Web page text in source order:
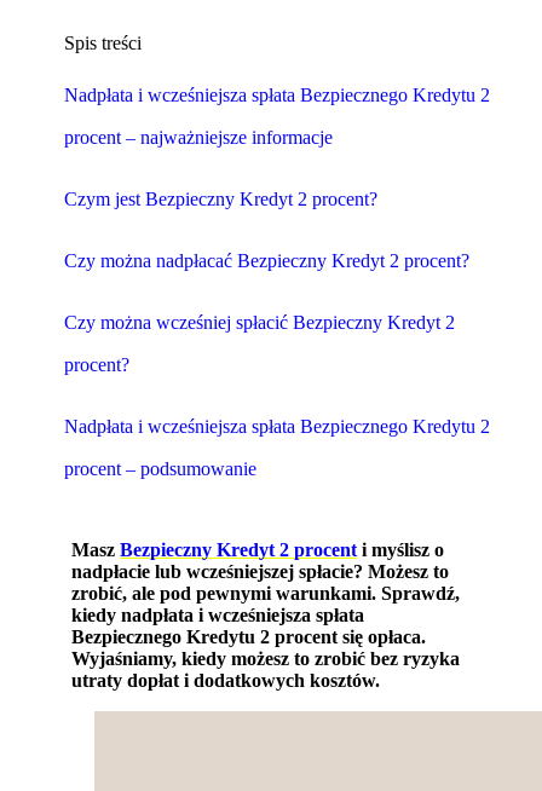
Spis treści
Nadpłata i wcześniejsza spłata Bezpiecznego Kredytu 2
procent – najważniejsze informacje
Czym jest Bezpieczny Kredyt 2 procent?
Czy można nadpłacać Bezpieczny Kredyt 2 procent?
Czy można wcześniej spłacić Bezpieczny Kredyt 2
procent?
Nadpłata i wcześniejsza spłata Bezpiecznego Kredytu 2
procent – podsumowanie
MaszBezpieczny Kredyt 2 procent i myślisz o
nadpłacie lub wcześniejszej spłacie? Możesz to
zrobić, ale pod pewnymi warunkami. Sprawdź,
kiedy nadpłata i wcześniejsza spłata
Bezpiecznego Kredytu 2 procent się opłaca.
Wyjaśniamy, kiedy możesz to zrobić bez ryzyka
utraty dopłat i dodatkowych kosztów.